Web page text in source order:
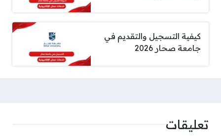
كيفية التسجيل والتقديم في
جامعة صحار 2026
تعليقات